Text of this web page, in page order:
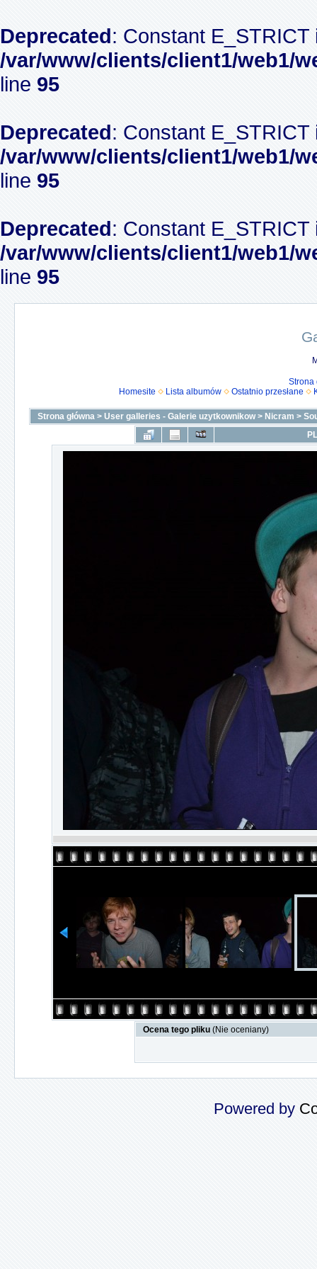
Deprecated: Constant
/var/www/clients/client1/web1/
line 95
Deprecated: Constant
/var/www/clients/client1/web1/
line 95
Deprecated: Constant
/var/www/clients/client1/web1/
line 95
Strona
Homesite
Lista albumów Ostatnio przesłane
Strona główna > User galleries - Galerie uzytkownikow> Nicram >
Ocena tego pliku (Nie oceniany)
Powered by